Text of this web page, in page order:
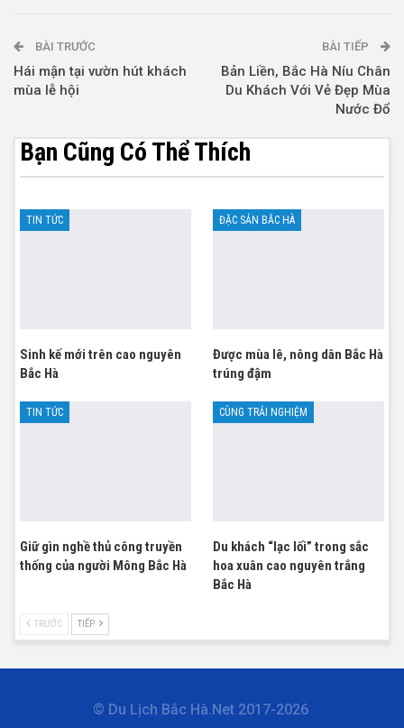
BÀI TRƯỚC
Hái mận tại vườn hút khách
mùa lễ hội
BÀI TIẾP
Bản Liền, Bắc Hà Níu Chân
Du Khách Với Vẻ Đẹp Mùa
Nước Đổ
Bạn Cũng Có Thể Thích
TIN TỨC
Sinh kế mới trên cao nguyên
Bắc Hà
ĐẶC SẢN BẮC HÀ
Được mùa lê, nông dân Bắc Hà
trúng đậm
TIN TỨC
Giữ gìn nghề thủ công truyền
thống của người Mông Bắc Hà
CÙNG TRẢI NGHIỆM
Du khách “lạc lối” trong sắc
hoa xuân cao nguyên trắng
Bắc Hà
TRƯỚC TIẾP
© Du Lịch Bắc Hà.Net 2017-2026